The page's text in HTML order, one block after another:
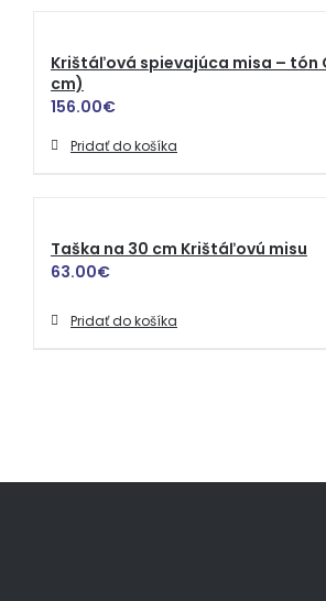
Krištáľová spievajúca misa – tón
cm)
156.00€
Pridať do košíka
Taška na 30 cm Krištáľovú misu
63.00€
Pridať do košíka